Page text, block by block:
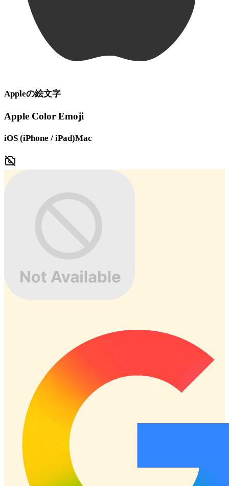
Appleの絵文字
Apple Color Emoji
iOS (iPhone / iPad)Mac